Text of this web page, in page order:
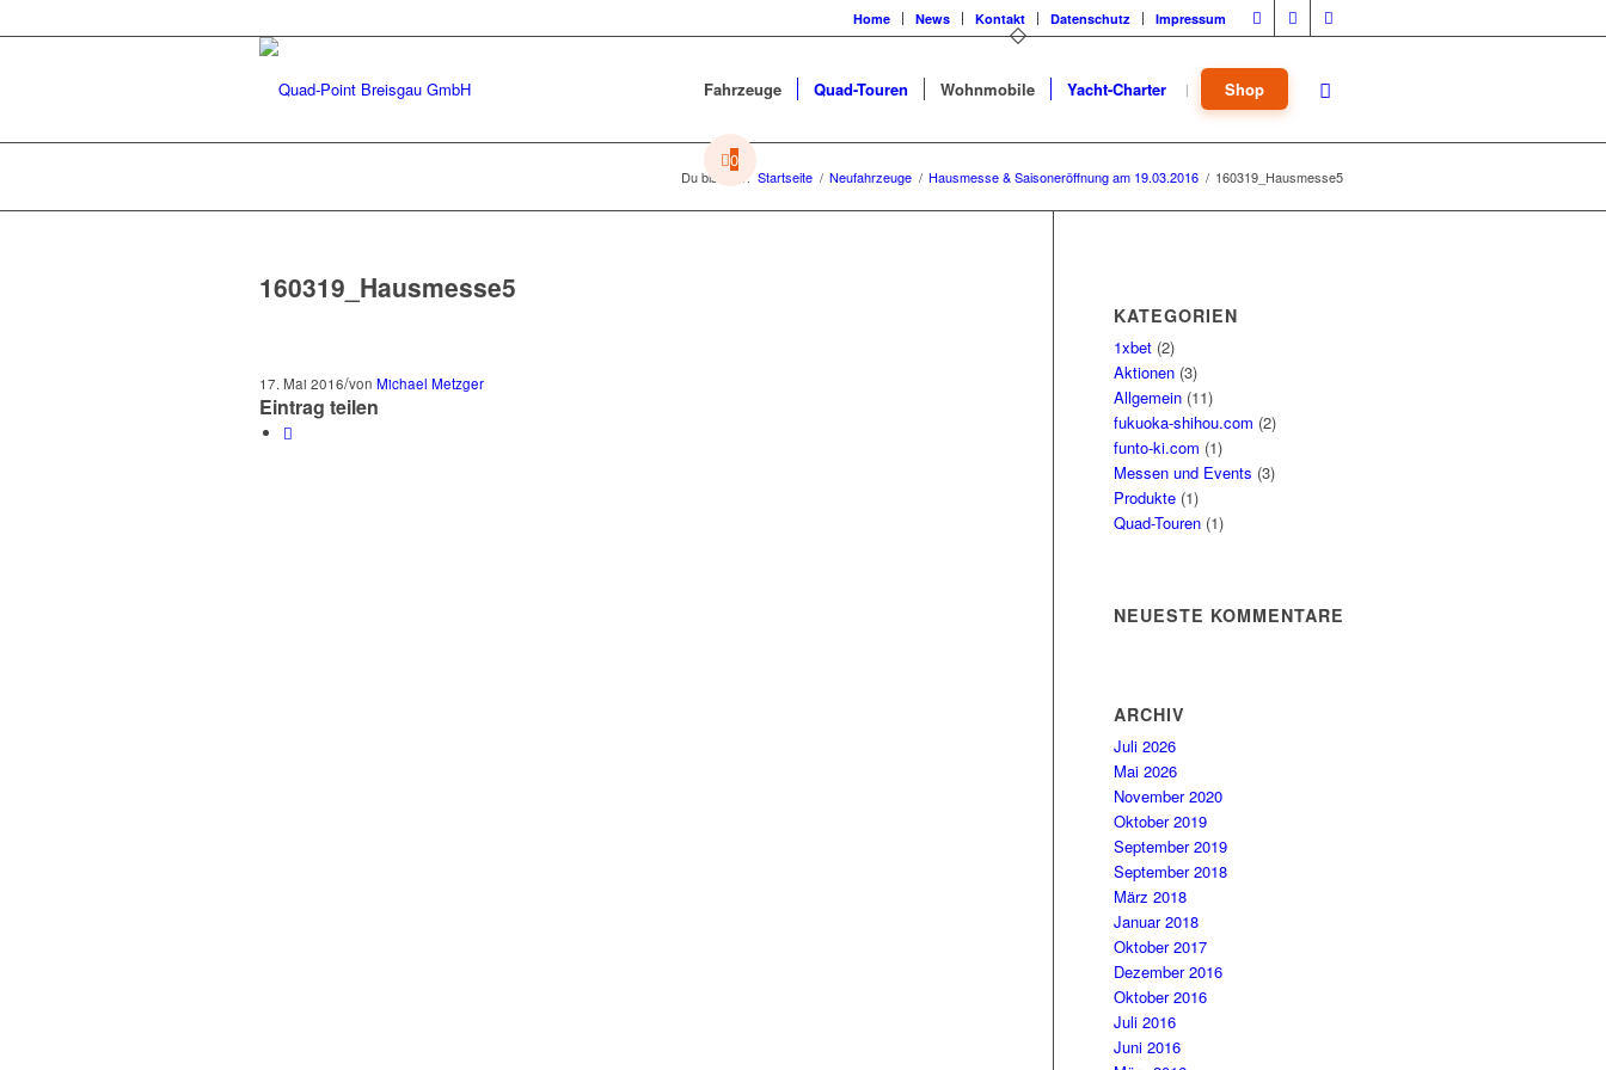
Home News Kontakt Datenschutz Impressum
Fahrzeuge Quad-Touren Wohnmobile Yacht-Charter Shop
0
Du bist hier: Startseite / Neufahrzeuge / Hausmesse & Saisoneröffnung am 19.03.2016 / 160319_Hausmesse5
160319_Hausmesse5
17. Mai 2016/von Michael Metzger
Eintrag teilen
KATEGORIEN
1xbet (2)
Aktionen (3)
Allgemein (11)
fukuoka-shihou.com (2)
funto-ki.com (1)
Messen und Events (3)
Produkte (1)
Quad-Touren (1)
NEUESTE KOMMENTARE
ARCHIV
Juli 2026
Mai 2026
November 2020
Oktober 2019
September 2019
September 2018
März 2018
Januar 2018
Oktober 2017
Dezember 2016
Oktober 2016
Juli 2016
Juni 2016